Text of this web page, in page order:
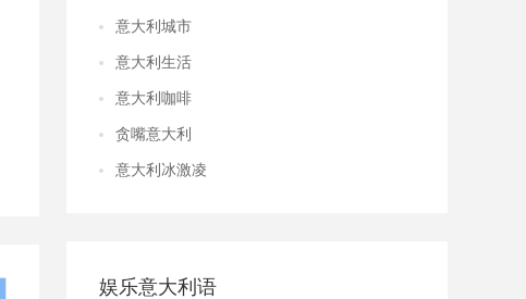
意大利城市
意大利生活
意大利咖啡
贪嘴意大利
意大利冰激凌
娱乐意大利语